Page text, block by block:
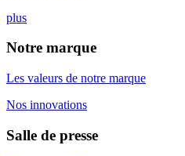
plus
Notre marque
Les valeurs de notre marque
Nos innovations
Salle de presse